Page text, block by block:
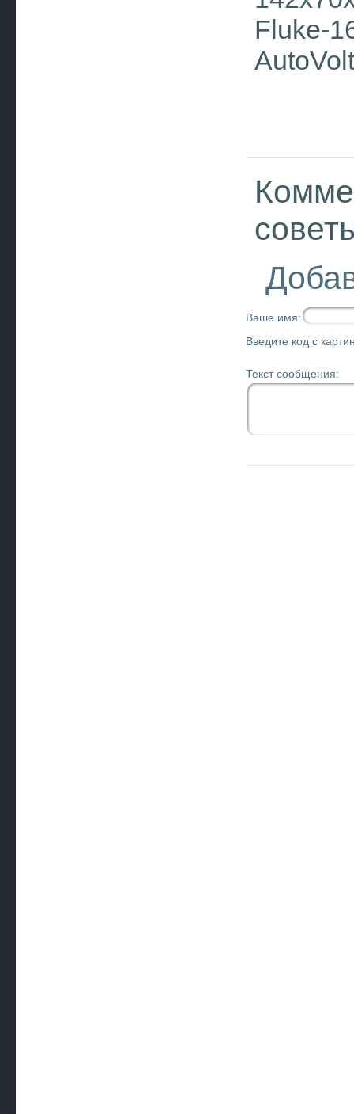
Fluke-
Ваше имя:
Введите код с
Текст сообщения: